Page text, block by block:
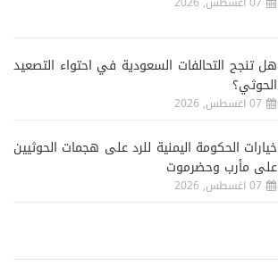
هل تنجح التحالفات السعودية في احتواء التصعيد
الحوثي؟
07 اغسطس, 2026
خيارات الحكومة اليمنية للرد على هجمات الحوثيين
على مأرب وحضرموت
07 اغسطس, 2026